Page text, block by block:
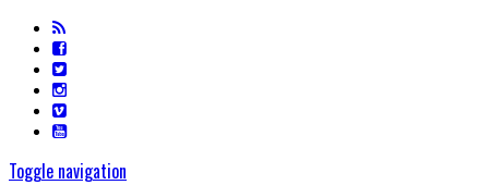
Toggle navigation